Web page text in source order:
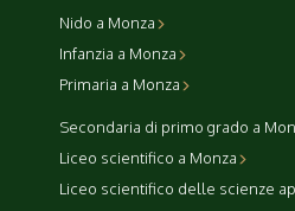
Nido a Monza
Infanzia a Monza
Primaria a Monza
Secondaria di primo grado a
Liceo scientifico a Monza
Liceo scientifico delle scienze